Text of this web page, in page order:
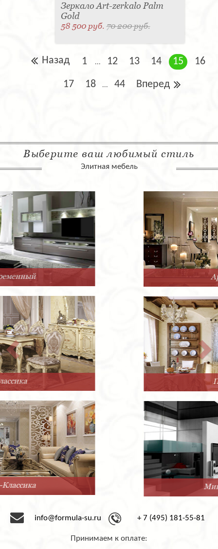
Зеркало Art-zerkalo Palm
Gold
58 500 руб.70 200 руб.
Назад 1 ... 12 13 14 15 16
17 18 ... 44 Вперед
Выберите ваш любимый стиль
Элитная мебель
info@formula-su.ru + 7 (495) 181-55-81
Принимаем к оплате: